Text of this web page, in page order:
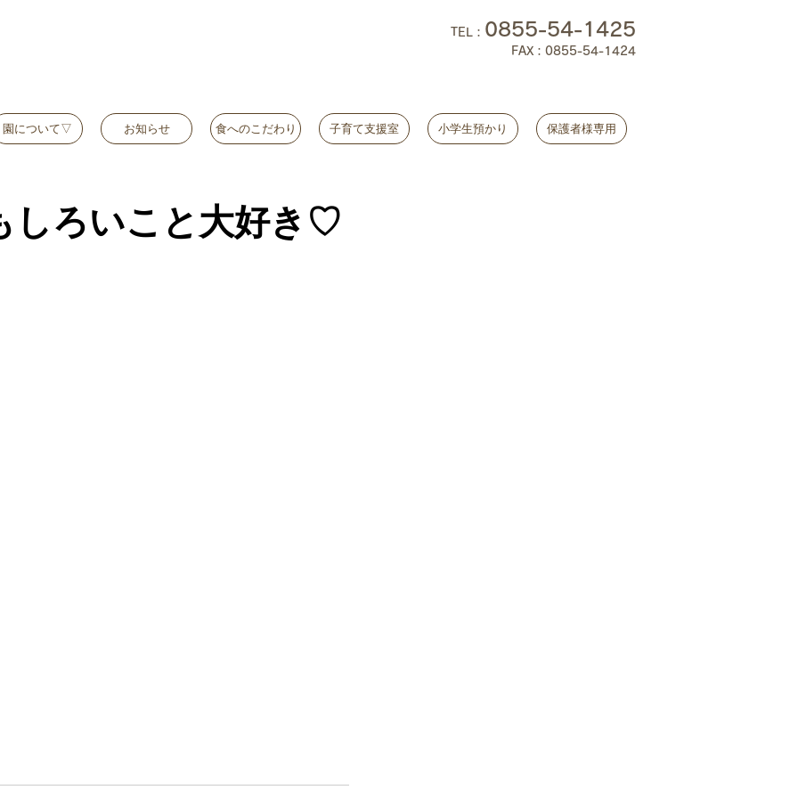
TEL ： 0855-54-1425
FAX：0855-54-1424
園について▽ お知らせ 食へのこだわり 子育て支援室 小学生預かり 保護者様専用
しろいこと大好き♡